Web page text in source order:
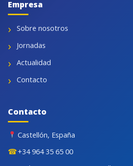
Empresa
Sobre nosotros
Jornadas
Actualidad
Contacto
Contacto
Castellón, España
☎+34 964 35 65 00